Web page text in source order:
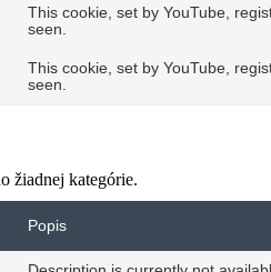
This cookie, set by YouTube,
seen.
This cookie, set by YouTube,
seen.
žiadnej kategórie.
Popis